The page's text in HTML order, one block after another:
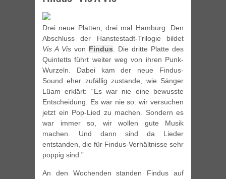
Drei neue Platten, drei mal Hamburg. Den
Abschluss der Hanstestadt-Trilogie bildet
Vis A Vis von Findus. Die dritte Platte des
Quintetts führt weiter weg von ihren Punk-
Wurzeln. Dabei kam der neue Findus-
Sound eher zufällig zustande, wie Sänger
Lüam erklärt: “Es war nie eine bewusste
Entscheidung. Es war nie so: wir versuchen
jetzt ein Pop-Lied zu machen. Sondern es
war immer so, wir wollen gute Musik
machen. Und dann sind da Lieder
entstanden, die für Findus-Verhältnisse sehr
poppig sind.”
An den Wochenden standen Findus auf